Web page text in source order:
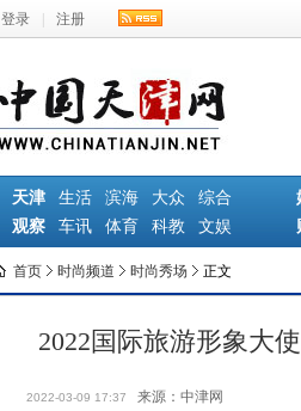
登录 注册
天津 生活 滨海 大众
综合
观察
车讯 体育 科教 文娱
首页 时尚频道 时尚秀场 正文
2022国际旅游形象大
2022-03-09 17:37 来源：中津网